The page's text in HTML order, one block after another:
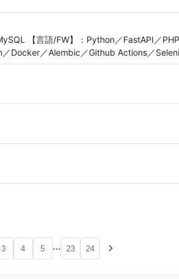
【言語/FW】：Python／FastAPI／
Docker／Alembic／Github Actions／
3 4 5 … 23 24 navigate_next